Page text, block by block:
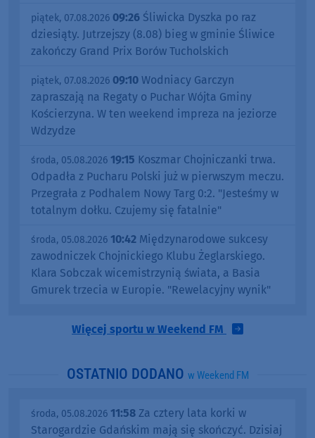
piątek, 07.08.2026 09:26 Śliwicka Dyszka po raz
dziesiąty. Jutrzejszy (8.08) bieg w gminie Śliwice
zakończy Grand Prix Borów Tucholskich
piątek, 07.08.2026 09:10 Wodniacy Garczyn
zapraszają na Regaty o Puchar Wójta Gminy
Kościerzyna. W ten weekend impreza na jeziorze
Wdzydze
środa, 05.08.2026 19:15 Koszmar Chojniczanki trwa.
Odpadła z Pucharu Polski już w pierwszym meczu.
Przegrała z Podhalem Nowy Targ 0:2. "Jesteśmy w
totalnym dołku. Czujemy się fatalnie"
środa, 05.08.2026 10:42 Międzynarodowe sukcesy
zawodniczek Chojnickiego Klubu Żeglarskiego.
Klara Sobczak wicemistrzynią świata, a Basia
Gmurek trzecia w Europie. "Rewelacyjny wynik"
Więcej sportu w Weekend FM
OSTATNIO DODANO w Weekend FM
środa, 05.08.2026 11:58 Za cztery lata korki w
Starogardzie Gdańskim mają się skończyć. Dzisiaj